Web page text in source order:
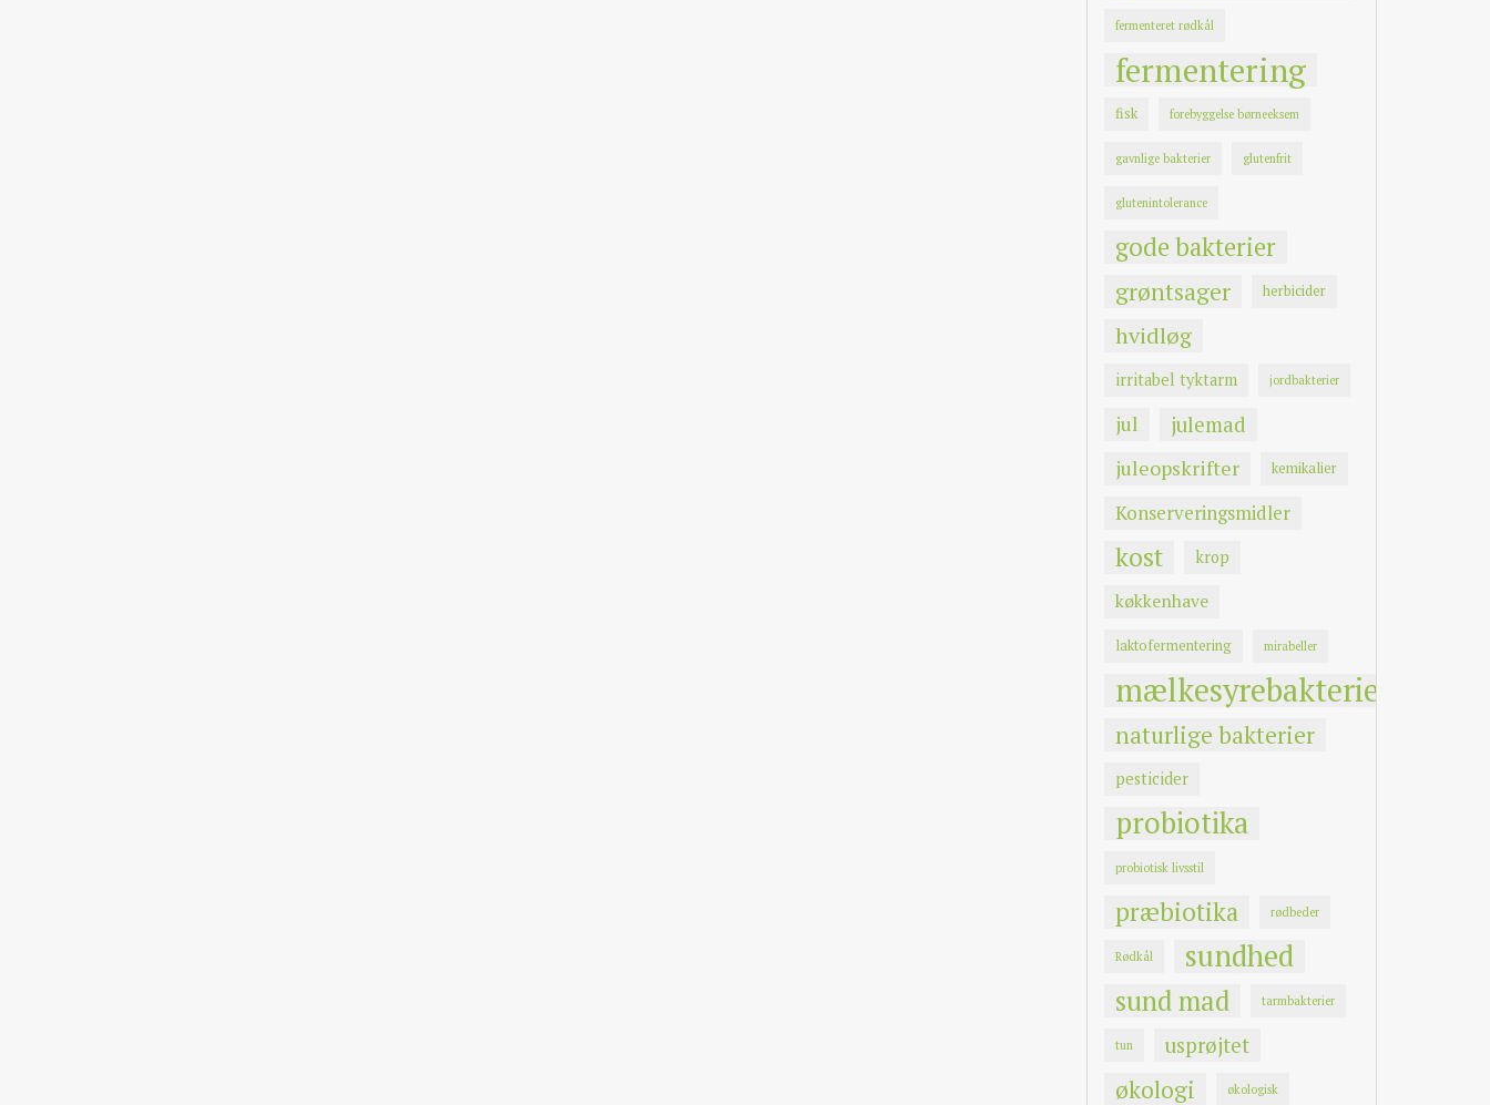
fermenteret rødkål
fermentering
fisk forebyggelse børneeksem
gavnlige bakterier glutenfrit
glutenintolerance
gode bakterier
grøntsager herbicider
hvidløg
irritabel tyktarm jordbakterier
jul julemad
juleopskrifter kemikalier
Konserveringsmidler
kost krop
køkkenhave
laktofermentering mirabeller
mælkesyrebakterier
naturlige bakterier
pesticider
probiotika
probiotisk livsstil
præbiotika rødbeder
Rødkål sundhed
sund mad tarmbakterier
tun usprøjtet
økologi økologisk